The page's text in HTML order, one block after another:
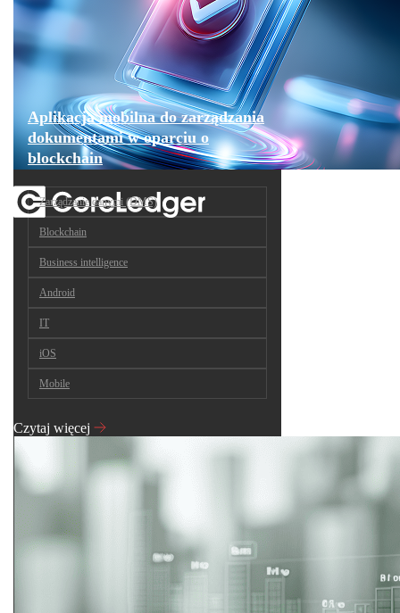
Aplikacja mobilna do zarządzania
dokumentami w oparciu o
blockchain
Zarządzanie danymi (DMS)
Blockchain
Business intelligence
Android
IT
iOS
Mobile
Czytaj więcej